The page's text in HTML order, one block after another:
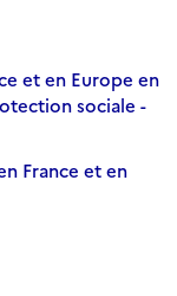
et en Europe en
sociale -
France et en